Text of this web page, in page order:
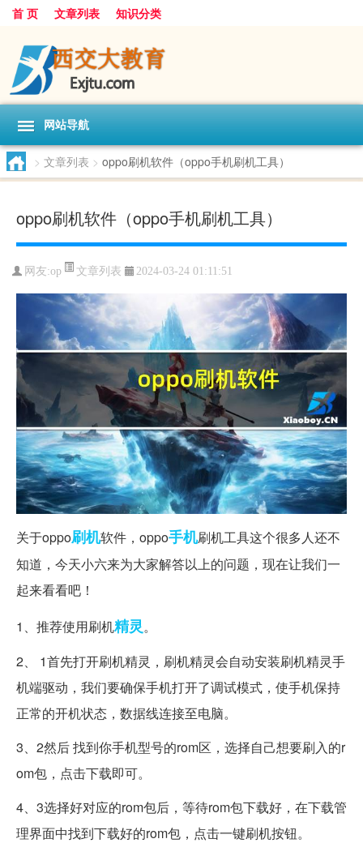
首 页 文章列表 知识分类
网站导航
> 文章列表 > oppo刷机软件（oppo手机刷机工具）
oppo刷机软件（oppo手机刷机工具）
网友:op 文章列表 2024-03-24 01:11:51
关于oppo刷机软件，oppo手机刷机工具这个很多人还不
知道，今天小六来为大家解答以上的问题，现在让我们一
起来看看吧！
1、推荐使用刷机精灵。
2、 1首先打开刷机精灵，刷机精灵会自动安装刷机精灵手
机端驱动，我们要确保手机打开了调试模式，使手机保持
正常的开机状态，数据线连接至电脑。
3、2然后 找到你手机型号的rom区，选择自己想要刷入的r
om包，点击下载即可。
4、3选择好对应的rom包后，等待rom包下载好，在下载管
理界面中找到下载好的rom包，点击一键刷机按钮。